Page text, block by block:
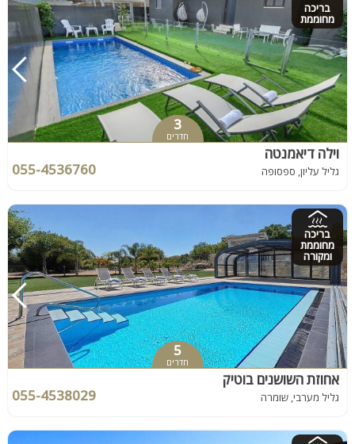
בריכה
מחוממת
3
חדרים
וילה דיאמנטה
גליל עליון, ספסופה 055-4536760
בריכה
מחוממת
ומקורה
5
חדרים
אחוזת השושנים בוטיק
גליל מערבי, שומרה 055-4538029